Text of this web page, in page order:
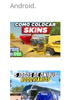
Android.